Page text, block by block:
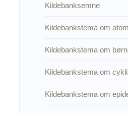
Kildebanksemne
Kildebankstema om
Kildebankstema om
Kildebankstema om
Kildebankstema om